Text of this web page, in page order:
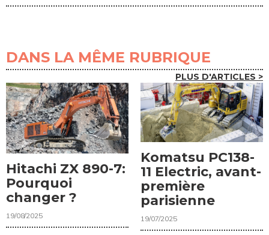
DANS LA MÊME RUBRIQUE
PLUS D'ARTICLES >
Hitachi ZX 890-7:
Pourquoi
changer ?
19/08/2025
Komatsu PC138-
11 Electric, avant-
première
parisienne
19/07/2025